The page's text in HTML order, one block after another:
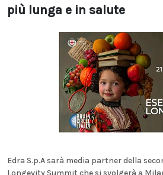
più lunga e in salute
Edra S.p.A sarà media partner della